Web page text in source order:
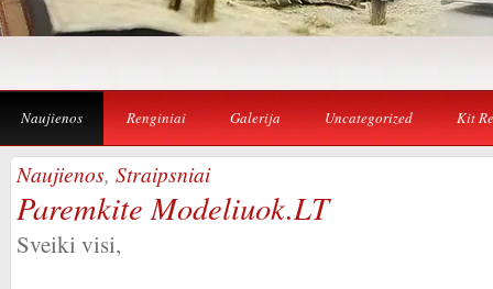
Naujienos Renginiai Galerija Uncategorized Kit
Naujienos, Straipsniai
Paremkite Modeliuok.LT
Sveiki visi,